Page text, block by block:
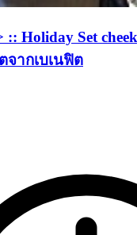
Holiday Set
ากเบเนฟิต